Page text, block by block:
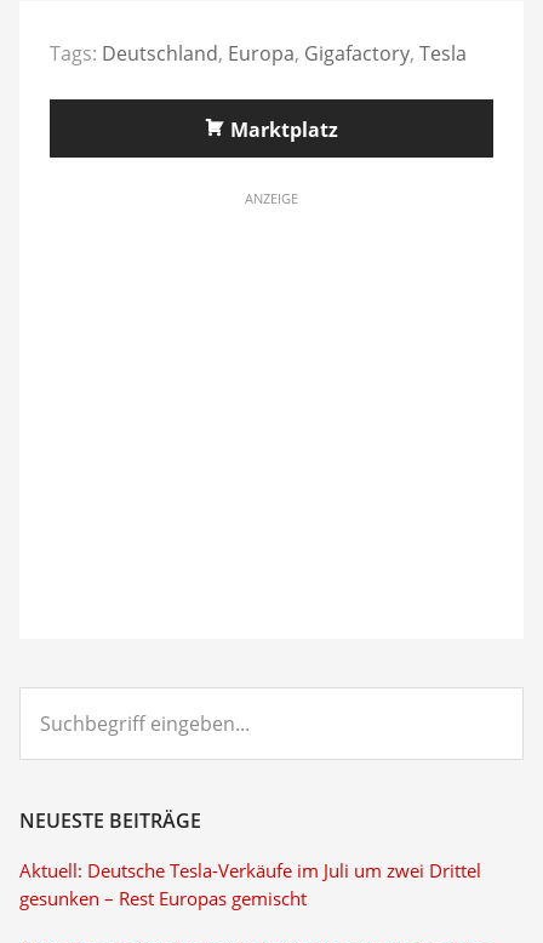
Tags: Deutschland, Europa, Gigafactory, Tesla
Marktplatz
ANZEIGE
eingeben...
NEUESTE BEITRÄGE
Aktuell: Deutsche Tesla-Verkäufe im Juli um zwei Drittel
gesunken – Rest Europas gemischt